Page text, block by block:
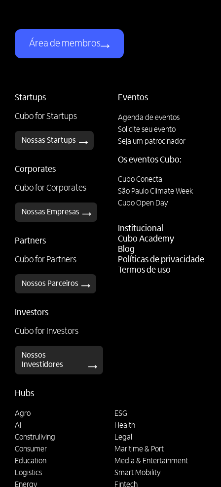
Área de membros
Startups
Cubo for Startups
Nossas Startups
Corporates
Cubo for Corporates
Nossas Empresas
Partners
Cubo for Partners
Nossos Parceiros
Investors
Cubo for Investors
Nossos
Investidores
Eventos
Agenda de eventos
Solicite seu evento
Seja um patrocinador
Os eventos Cubo:
Cubo Conecta
São Paulo Climate Week
Cubo Open Day
Institucional
Cubo Academy
Blog
Políticas de privacidade
Termos de uso
Hubs
Agro
AI
Construliving
Consumer
Education
Logistics
Energy
ESG
Health
Legal
Maritime & Port
Media & Entertainment
Smart Mobility
Fintech